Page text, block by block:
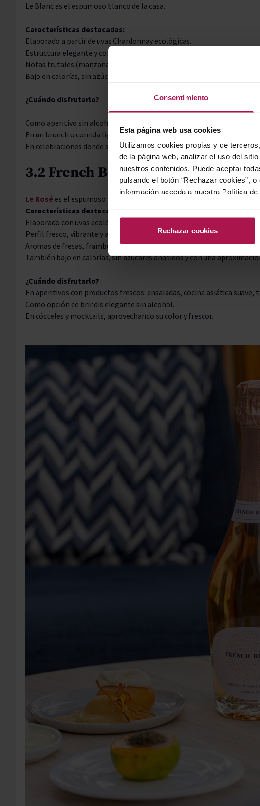
Consentimiento
Esta página web usa cookies
Utilizamos cookies propias y de
de la página web, analizar el uso del
nuestros contenidos. Puede aceptar
pulsando el botón “Rechazar cookies”,
información acceda a nuestra Política
Rechazar cookies
Le Blanc es el espumoso blanco de la casa.
Características destacadas:
Elaborado a partir de uvas Chardonnay ecológicas.
Estructura elegante y compleja, con una frescura vibrante.
Notas frutales (manzana, pera, cítricos suaves) y una fina mineralidad.
Bajo en calorías, sin azúcares añadidos y, según ficha técnica, sin
¿Cuándo disfrutarlo?
Como aperitivo sin alcohol.
En un brunch o comida ligera.
En celebraciones donde se quiera brindar sin consumo de alcohol.
3.2 French Bloom Le Rosé 0.0%
Le Rosé es el espumoso rosado sin alcohol, probablemente el más
Características destacadas:
Elaborado con uvas ecológicas de Chardonnay y Pinot Noir.
Perfil fresco, vibrante y afrutado.
Aromas de fresas, frambuesas y notas florales delicadas (pétalos de
También bajo en calorías, sin azúcares añadidos y con una
¿Cuándo disfrutarlo?
En aperitivos con productos frescos: ensaladas, cocina asiática suave,
Como opción de brindis elegante sin alcohol.
En cócteles y mocktails, aprovechando su color y frescor.